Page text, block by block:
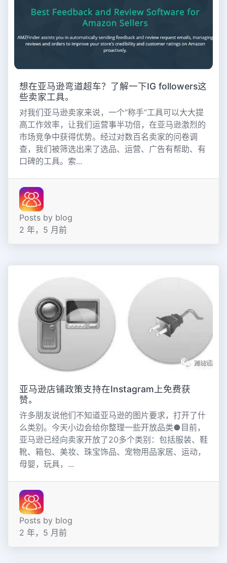
想在亚马逊弯道超车？了解一下IG followers这
些卖家工具。
对我们亚马逊卖家来说，一个“称手”工具可以大大提
高工作效率，让我们运营事半功倍，在亚马逊激烈的
市场竞争中获得优势。经过对数百名卖家的问卷调
查，我们被筛选出来了选品、运营、广告有帮助、有
口碑的工具。索...
Posts by blog
2 年，5 月前
亚马逊店铺政策支持在Instagram上免费获
赞。
许多朋友说他们不知道亚马逊的图片要求，打开了什
么类别。今天小边会给你整理一些开放品类●目前，
亚马逊已经向卖家开放了20多个类别：包括服装、鞋
靴、箱包、美妆、珠宝饰品、宠物用品家居、运动，
母婴，玩具，...
Posts by blog
2 年，5 月前